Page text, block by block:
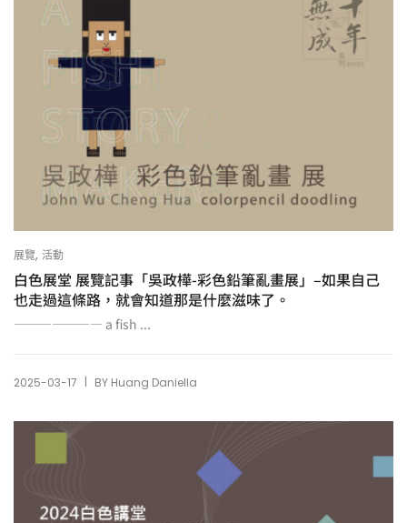
展覽, 活動
白色展堂 展覽記事「吳政樺-彩色鉛筆亂畫展」–如果自己
也走過這條路，就會知道那是什麼滋味了。
——————— a fish ...
2025-03-17 BY Huang Daniella